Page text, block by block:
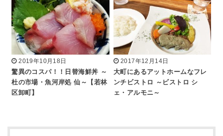
2019年10月18日
驚異のコスパ！！日替海鮮丼 ～
杜の市場・魚河岸処 仙～【若林
区卸町】
2017年12月14日
大町にあるアットホームなフレ
ンチビストロ ～ビストロ シ
ェ・アルモニ～